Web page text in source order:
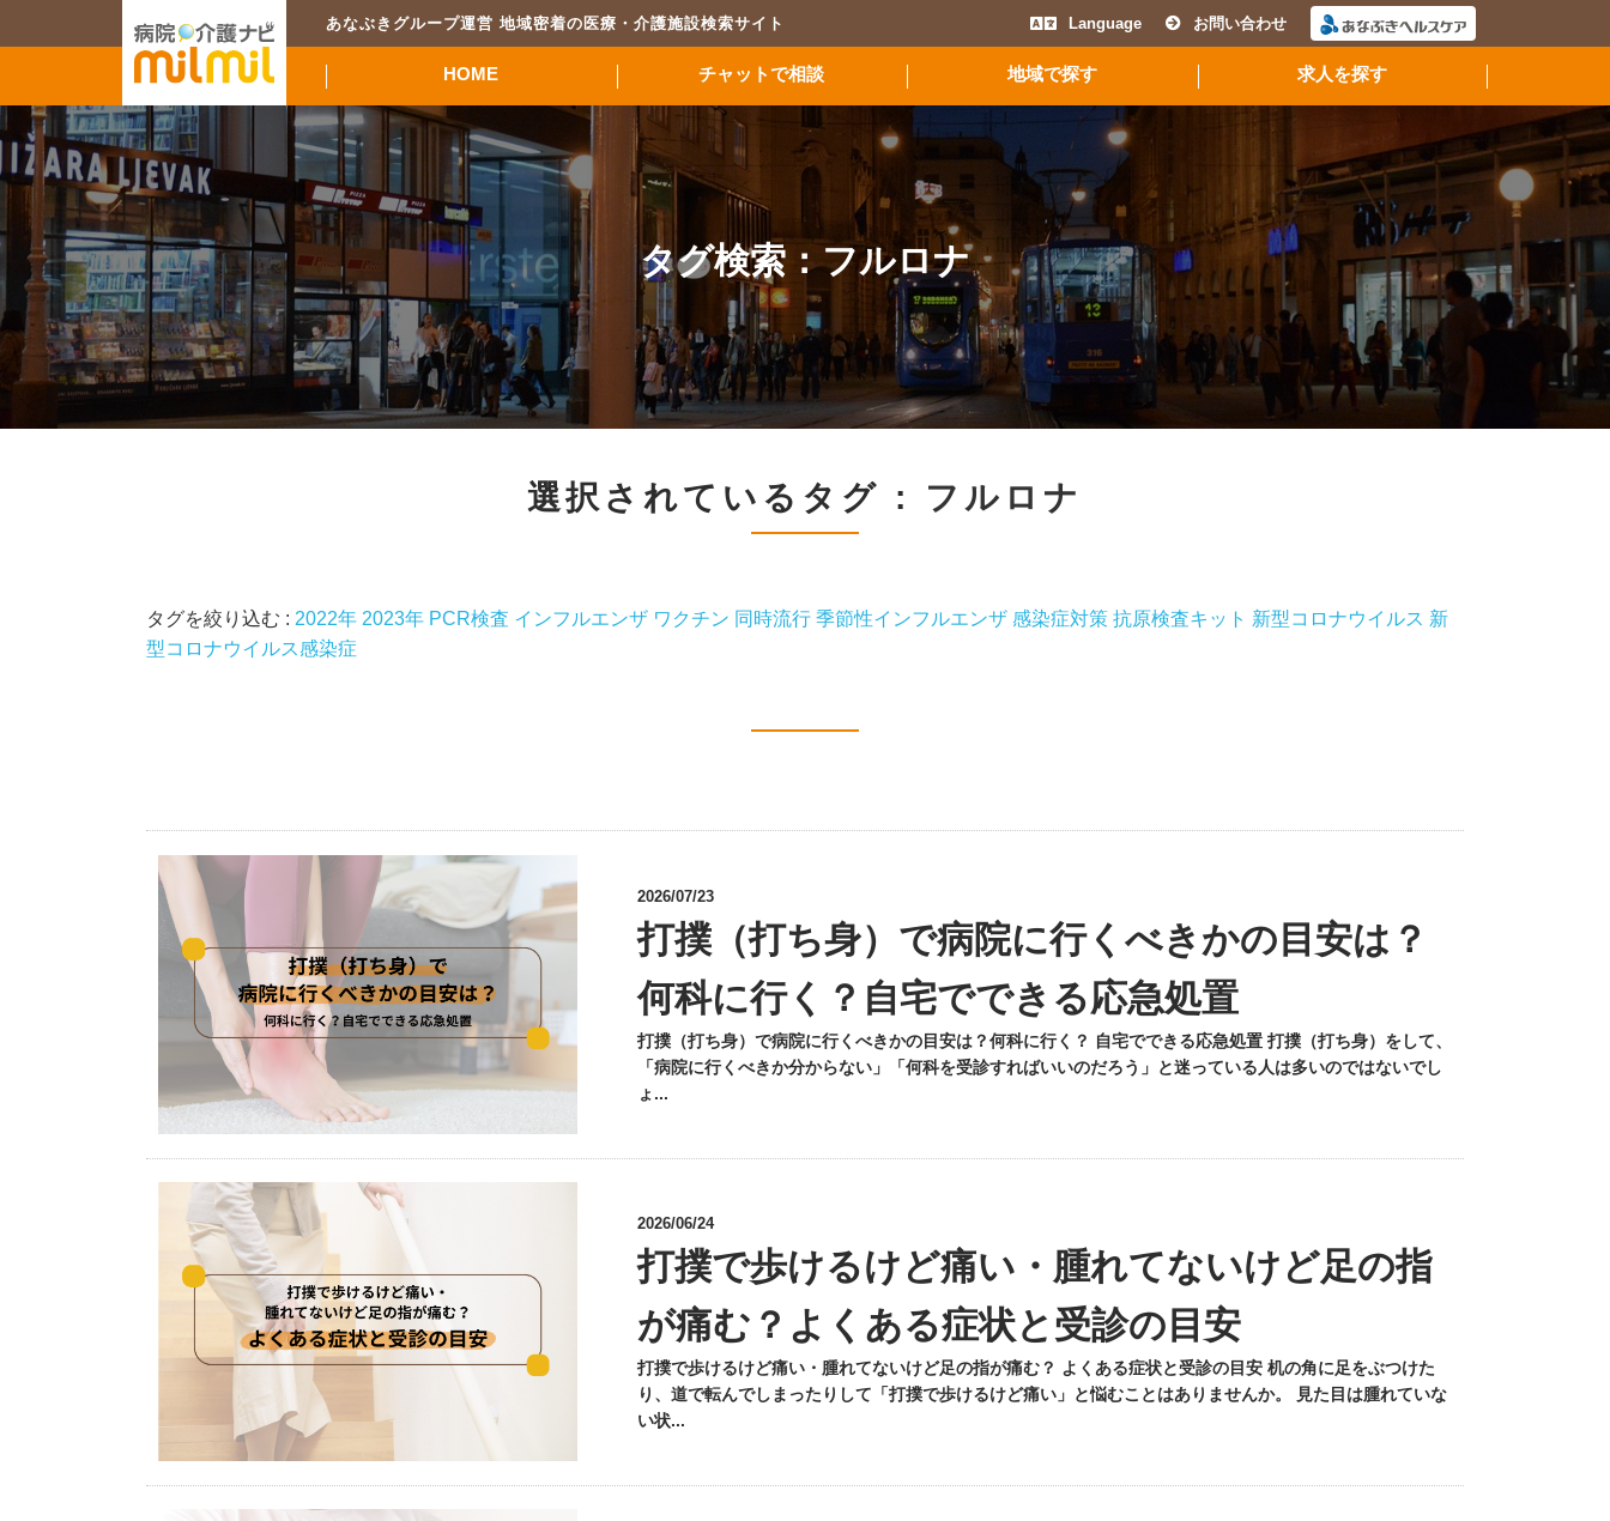
あなぶきグループ運営 地域密着の医療・介護施設検索サイト Language お問い合わせ
HOME チャットで相談 地域で探す 求人を探す
タグ検索：フルロナ
選択されているタグ : フルロナ
タグを絞り込む : 2022年 2023年 PCR検査 インフルエンザ ワクチン 同時流行 季節性インフルエンザ 感染症対策 抗原検査キット 新型コロナウイルス 新
型コロナウイルス感染症
2026/07/23
打撲（打ち身）で病院に行くべきかの目安は？
何科に行く？自宅でできる応急処置
打撲（打ち身）で病院に行くべきかの目安は？何科に行く？ 自宅でできる応急処置 打撲（打ち身）をして、
「病院に行くべきか分からない」「何科を受診すればいいのだろう」と迷っている人は多いのではないでし
ょ...
2026/06/24
打撲で歩けるけど痛い・腫れてないけど足の指
が痛む？よくある症状と受診の目安
打撲で歩けるけど痛い・腫れてないけど足の指が痛む？ よくある症状と受診の目安 机の角に足をぶつけた
り、道で転んでしまったりして「打撲で歩けるけど痛い」と悩むことはありませんか。 見た目は腫れていな
い状...